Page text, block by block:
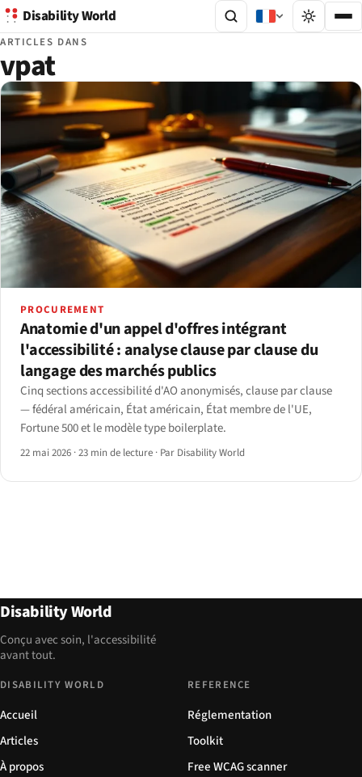
Disability World
ARTICLES DANS
vpat
PROCUREMENT
Anatomie d'un appel d'offres intégrant
l'accessibilité : analyse clause par clause du
langage des marchés publics
Cinq sections accessibilité d'AO anonymisés, clause par clause
— fédéral américain, État américain, État membre de l'UE,
Fortune 500 et le modèle type boilerplate.
22 mai 2026 ·23 min de lecture · Par Disability World
Disability World
Conçu avec soin, l'accessibilité
avant tout.
DISABILITY WORLD
Accueil
Articles
À propos
REFERENCE
Réglementation
Toolkit
Free WCAG scanner